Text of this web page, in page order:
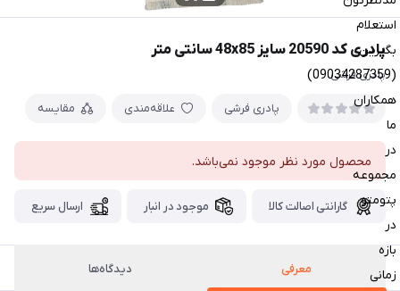
استعلام
بگیرین
(09034287359)
همکاران
ما
در
مجموعه
پتومتو
در
بازه
زمانی
پادری کد 20590 سایز 48x85 سانتی متر
پادری فرشی
پادری فرشی علاقه‌مندی مقایسه
محصول مورد نظر موجود نمی‌باشد.
گارانتی اصالت کالا موجود در انبار ارسال سریع
معرفی دیدگاه‌ها